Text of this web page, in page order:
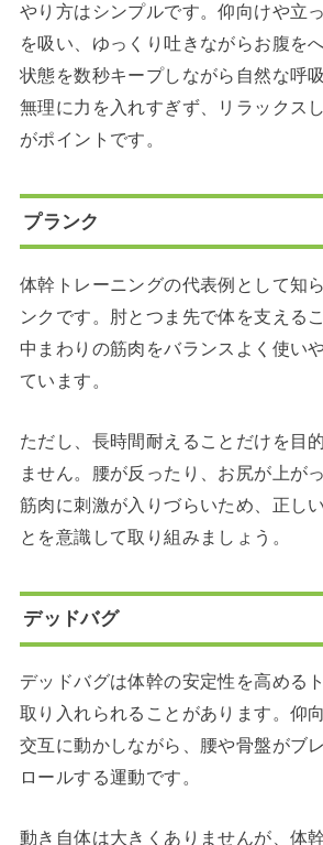
やり方はシンプルです。仰向けや立
を吸い、ゆっくり吐きながらお腹を
状態を数秒キープしながら自然な呼
無理に力を入れすぎず、リラックス
がポイントです。
プランク
体幹トレーニングの代表例として知
ンクです。肘とつま先で体を支える
中まわりの筋肉をバランスよく使い
ています。
ただし、長時間耐えることだけを目
ません。腰が反ったり、お尻が上が
筋肉に刺激が入りづらいため、正し
とを意識して取り組みましょう。
デッドバグ
デッドバグは体幹の安定性を高める
取り入れられることがあります。仰
交互に動かしながら、腰や骨盤がブ
ロールする運動です。
動き自体は大きくありませんが、体